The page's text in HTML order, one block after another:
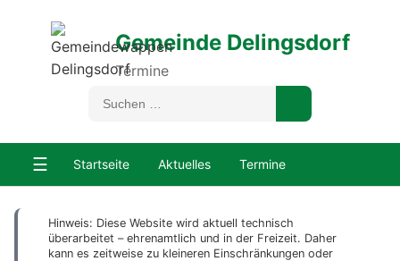
Gemeinde Delingsdorf
Termine
☰ Startseite Aktuelles Termine
Hinweis: Diese Website wird aktuell technisch
überarbeitet – ehrenamtlich und in der Freizeit. Daher
kann es zeitweise zu kleineren Einschränkungen oder